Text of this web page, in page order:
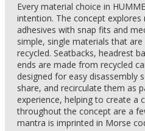
Every material choice in
intention. The concept
adhesives with snap fits and
simple, single materials that
recycled. Seatbacks, headrest
ends are made from recycled
designed for easy disassembly
share, and recirculate them as
experience, helping to create a
throughout the concept are a
mantra is imprinted in Morse